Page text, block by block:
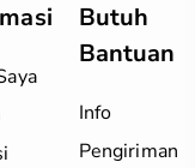
Butuh
Bantuan
Info
Pengiriman